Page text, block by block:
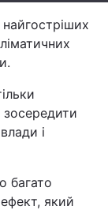
і
багато
ефект, який